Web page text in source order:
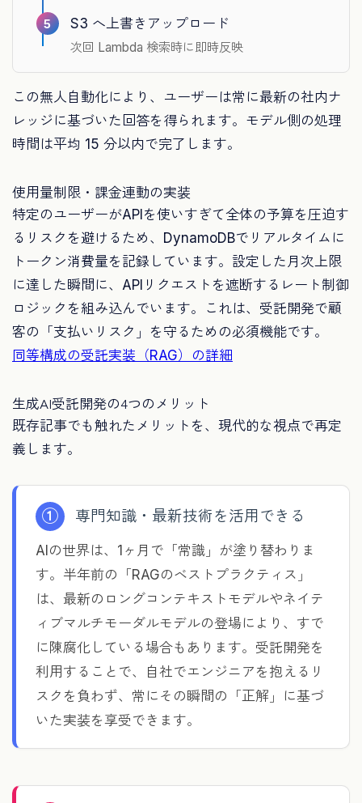
5 S3 へ上書きアップロード
次回 Lambda 検索時に即時反映
この無人自動化により、ユーザーは常に最新の社内ナ
レッジに基づいた回答を得られます。モデル側の処理
時間は平均 15 分以内で完了します。
使用量制限・課金連動の実装
特定のユーザーがAPIを使いすぎて全体の予算を圧迫す
るリスクを避けるため、DynamoDBでリアルタイムに
トークン消費量を記録しています。設定した月次上限
に達した瞬間に、APIリクエストを遮断するレート制御
ロジックを組み込んでいます。これは、受託開発で顧
客の「支払いリスク」を守るための必須機能です。
同等構成の受託実装（RAG）の詳細
生成AI受託開発の4つのメリット
既存記事でも触れたメリットを、現代的な視点で再定
義します。
① 専門知識・最新技術を活用できる
AIの世界は、1ヶ月で「常識」が塗り替わりま
す。半年前の「RAGのベストプラクティス」
は、最新のロングコンテキストモデルやネイテ
ィブマルチモーダルモデルの登場により、すで
に陳腐化している場合もあります。受託開発を
利用することで、自社でエンジニアを抱えるリ
スクを負わず、常にその瞬間の「正解」に基づ
いた実装を享受できます。